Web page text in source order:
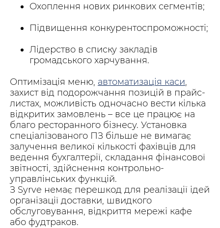
Охоплення нових ринкових сегментів;
Підвищення конкурентоспроможності;
Лідерство в списку закладів
громадського харчування.
Оптимізація меню, автоматизація каси,
захист від подорожчання позицій в прайс-
листах, можливість одночасно вести кілька
відкритих замовлень – все це працює на
благо ресторанного бізнесу. Установка
спеціалізованого ПЗ більше не вимагає
залучення великої кількості фахівців для
ведення бухгалтерії, складання фінансової
звітності, здійснення контрольно-
управлінських функцій.
З Syrve немає перешкод для реалізації ідей
організації доставки, швидкого
обслуговування, відкриття мережі кафе
або фудтраков.